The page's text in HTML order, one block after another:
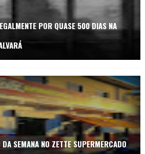
POR QUASE 500 DIAS NA
SEMANA NO ZETTE SUPERMERCADO